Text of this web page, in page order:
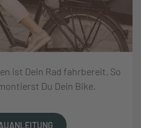
ist Dein Rad fahrbereit. So
Du Dein Bike.